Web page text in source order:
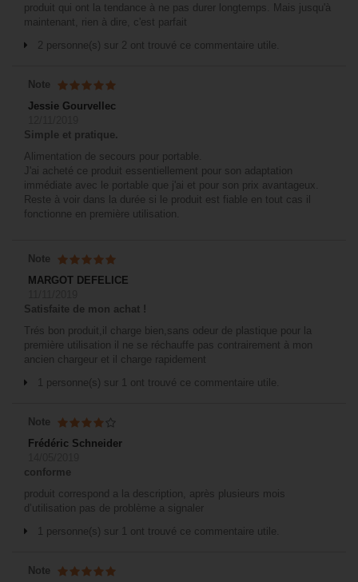
produit qui ont la tendance à ne pas durer longtemps. Mais jusqu'à
maintenant, rien à dire, c'est parfait
2 personne(s) sur 2 ont trouvé ce commentaire utile.
Note
Jessie Gourvellec
Simple et pratique.
Alimentation de secours pour portable.
J'ai acheté ce produit essentiellement pour son adaptation
immédiate avec le portable que j'ai et pour son prix avantageux.
Reste à voir dans la durée si le produit est fiable en tout cas il
fonctionne en première utilisation.
Note
MARGOT DEFELICE
Satisfaite de mon achat !
Trés bon produit,il charge bien,sans odeur de plastique pour la
première utilisation il ne se réchauffe pas contrairement à mon
ancien chargeur et il charge rapidement
1 personne(s) sur 1 ont trouvé ce commentaire utile.
Note
Frédéric Schneider
conforme
produit correspond a la description, après plusieurs mois
d’utilisation pas de problème a signaler
1 personne(s) sur 1 ont trouvé ce commentaire utile.
Note